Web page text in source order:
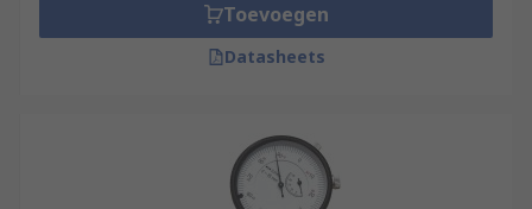
Toevoegen
Datasheets